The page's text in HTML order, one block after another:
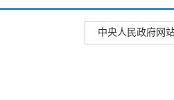
中央人民政府网